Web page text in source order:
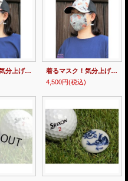
着るマスク！気分上げて！マスクコーデ きんとと家オリジナル！
着るマスク！気分上げて！マスクコーデ きんとと家オリジナル！
4,500円(税込)